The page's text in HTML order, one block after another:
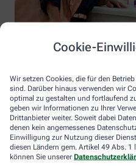
Cookie-
Wir setzen Cookies, die für den
sind. Darüber hinaus verwenden wir
optimal zu gestalten und fortlaufend
geben wir Informationen zu Ihrer
Drittanbieter weiter. Soweit dabei
denen kein angemessenes
Einwilligung zur Nutzung dieser
diesen Ländern gem. Artikel 49 Abs. 1
können Sie unserer
Information der Zentral